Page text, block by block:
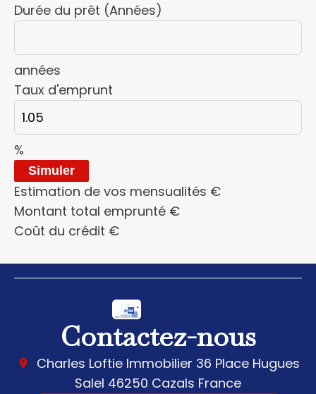
Durée du prêt (Années)
années
Taux d'emprunt
%
Simuler
Estimation de vos mensualités €
Montant total emprunté €
Coût du crédit €
Contactez-nous
Charles Loftie Immobilier 36 Place Hugues
Salel 46250 Cazals France